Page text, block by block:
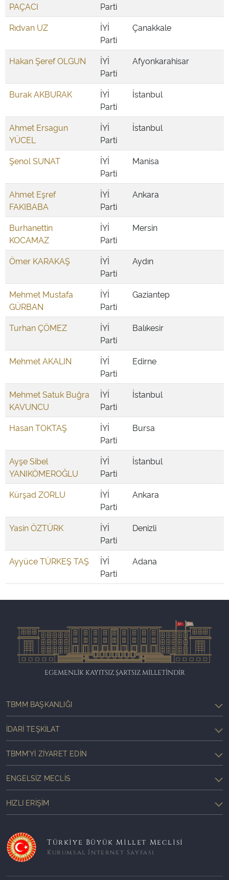
PAÇACI
Parti
Rıdvan UZ
İYİ
Parti
Çanakkale
Hakan Şeref OLGUN
İYİ
Parti
Afyonkarahisar
Burak AKBURAK
İYİ
Parti
İstanbul
Ahmet Ersagun
YÜCEL
İYİ
Parti
İstanbul
Şenol SUNAT
İYİ
Parti
Manisa
Ahmet Eşref
FAKIBABA
İYİ
Parti
Ankara
Burhanettin
KOCAMAZ
İYİ
Parti
Mersin
Ömer KARAKAŞ
İYİ
Parti
Aydın
Mehmet Mustafa
GÜRBAN
İYİ
Parti
Gaziantep
Turhan ÇÖMEZ
İYİ
Parti
Balıkesir
Mehmet AKALIN
İYİ
Parti
Edirne
Mehmet Satuk Buğra
KAVUNCU
İYİ
Parti
İstanbul
Hasan TOKTAŞ
İYİ
Parti
Bursa
Ayşe Sibel
YANIKÖMEROĞLU
İYİ
Parti
İstanbul
Kürşad ZORLU
İYİ
Parti
Ankara
Yasin ÖZTÜRK
İYİ
Parti
Denizli
Ayyüce TÜRKEŞ TAŞ
İYİ
Parti
Adana
EGEMENLİK KAYITSIZ ŞARTSIZ MİLLETİNDİR
TBMM BAŞKANLIĞI
İDARI TEŞKILAT
TBMM'YI ZIYARET EDIN
ENGELSIZ MECLIS
HIZLI ERIŞIM
Türkiye Büyük Millet Meclisi
Kurumsal İnternet Sayfası